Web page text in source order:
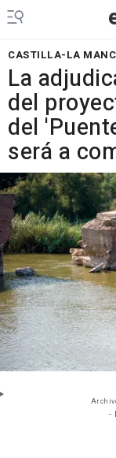
CASTILLA-LA
La
del
del
será a
-